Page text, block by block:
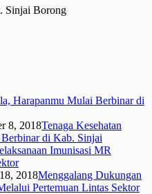
Sinjai Borong
8, 2018Tenaga Kesehatan
di Kab. Sinjai
2018Menggalang Dukungan
Pertemuan Lintas Sektor